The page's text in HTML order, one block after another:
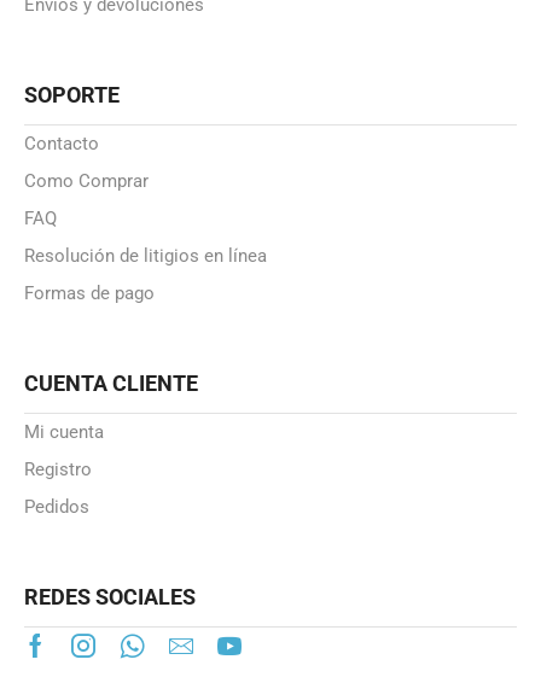
Envíos y devoluciones
SOPORTE
Contacto
Como Comprar
FAQ
Resolución de litigios en línea
Formas de pago
CUENTA CLIENTE
Mi cuenta
Registro
Pedidos
REDES SOCIALES